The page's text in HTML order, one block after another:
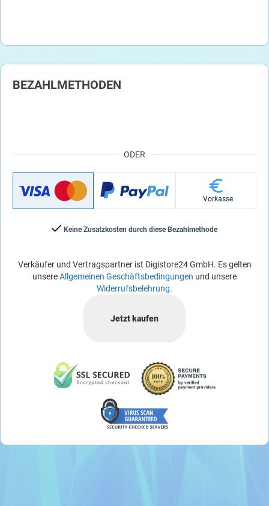
ODER
BEZAHLMETHODEN
Vorkasse
Keine Zusatzkosten durch diese Bezahlmethode
Verkäufer und Vertragspartner ist Digistore24 GmbH. Es gelten
unsereAllgemeinen Geschäftsbedingungen und unsere
Widerrufsbelehrung.
Jetzt kaufen